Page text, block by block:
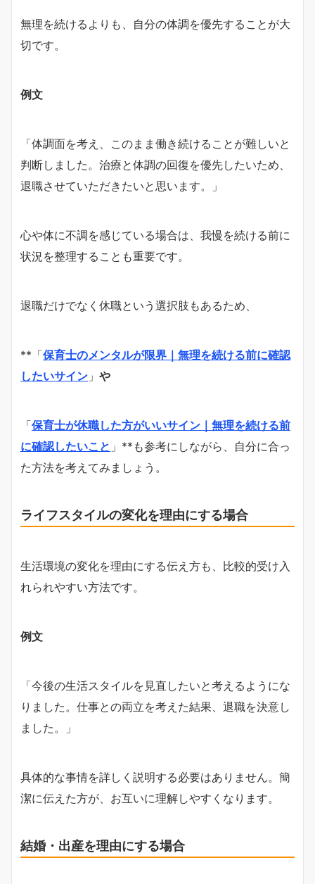
無理を続けるよりも、自分の体調を優先することが大
切です。
例文
「体調面を考え、このまま働き続けることが難しいと
判断しました。治療と体調の回復を優先したいため、
退職させていただきたいと思います。」
心や体に不調を感じている場合は、我慢を続ける前に
状況を整理することも重要です。
退職だけでなく休職という選択肢もあるため、
**「保育士のメンタルが限界｜無理を続ける前に確認
したいサイン 」 や
「保育士が休職した方がいいサイン｜無理を続ける前
に確認したいこと 」**も参考にしながら、自分に合っ
た方法を考えてみましょう。
ライフスタイルの変化を理由にする場合
生活環境の変化を理由にする伝え方も、比較的受け入
れられやすい方法です。
例文
「今後の生活スタイルを見直したいと考えるようにな
りました。仕事との両立を考えた結果、退職を決意し
ました。」
具体的な事情を詳しく説明する必要はありません。簡
潔に伝えた方が、お互いに理解しやすくなります。
結婚・出産を理由にする場合